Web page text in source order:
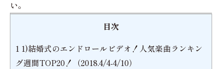
い。
目次
1 1)結婚式のエンドロールビデオ！人気楽曲ランキン
グ週間TOP20！（2018.4/4-4/10）